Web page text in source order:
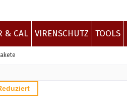
& CAL VIRENSCHUTZ TOOLS